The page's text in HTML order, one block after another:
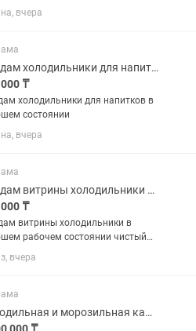
вчера
Продам холодильники для напитков в хорошем состоянии
₸
холодильники для напитков в
состоянии
вчера
Продам витрины холодильники в хорошем рабочем состоянии чистый
₸
витрины холодильники в
рабочем состоянии чистый
за каждый по 250 тысяч
вчера
Холодильная и морозильная камера